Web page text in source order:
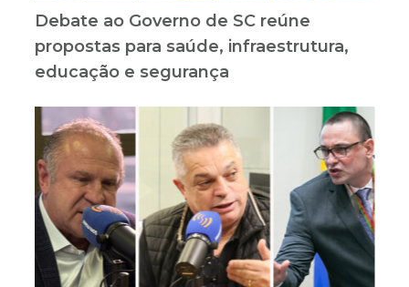
Debate ao Governo de SC reúne
propostas para saúde, infraestrutura,
educação e segurança